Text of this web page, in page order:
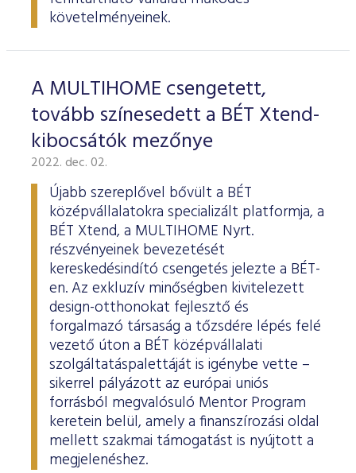
követelményeinek.
A MULTIHOME csengetett,
tovább színesedett a BÉT Xtend-
kibocsátók mezőnye
2022. dec. 02.
Újabb szereplővel bővült a BÉT
középvállalatokra specializált platformja, a
BÉT Xtend, a MULTIHOME Nyrt.
részvényeinek bevezetését
kereskedésindító csengetés jelezte a BÉT-
en. Az exkluzív minőségben kivitelezett
design-otthonokat fejlesztő és
forgalmazó társaság a tőzsdére lépés felé
vezető úton a BÉT középvállalati
szolgáltatáspalettáját is igénybe vette –
sikerrel pályázott az európai uniós
forrásból megvalósuló Mentor Program
keretein belül, amely a finanszírozási oldal
mellett szakmai támogatást is nyújtott a
megjelenéshez.